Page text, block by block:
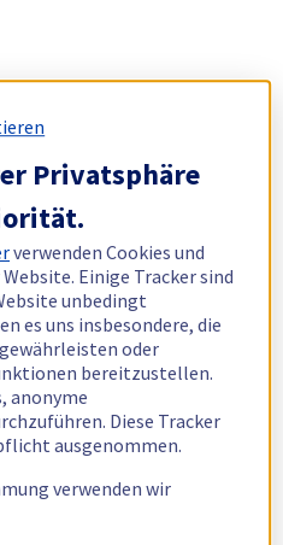
Privatsphäre
verwenden Cookies und
Einige Tracker sind
unbedingt
es uns insbesondere, die
oder
bereitzustellen.
anonyme
Diese Tracker
ausgenommen.
verwenden wir